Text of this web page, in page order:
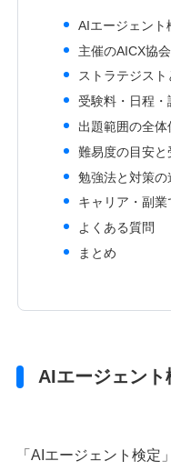
AIエージェント
主催のAICX協
ストラテジス
受験料・日程
出題範囲の全体
難易度の目安
勉強法と対策の
キャリア・副
よくある質問
まとめ
AIエージェント
「AIエージェント検